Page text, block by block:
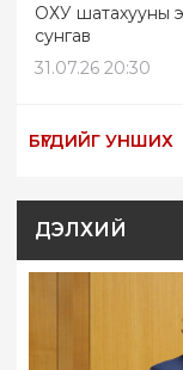
ОХУ шатахууны
сунгав
31.07.26 20:30
БҮГДИЙГ УНШИХ
ДЭЛХИЙ